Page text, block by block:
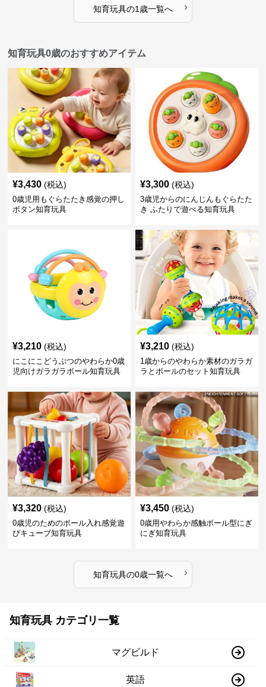
知育玩具の1歳一覧へ ›
知育玩具0歳のおすすめアイテム
¥3,430 (税込)
0歳児用もぐらたたき感覚の押し
ボタン知育玩具
¥3,300 (税込)
3歳児からのにんじんもぐらたた
き ふたりで遊べる知育玩具
¥3,210 (税込)
にこにこどうぶつのやわらか0歳
児向けガラガラボール知育玩具
¥3,210 (税込)
1歳からのやわらか素材のガラガ
ラとボールのセット知育玩具
¥3,320 (税込)
0歳児のためのボール入れ感覚遊
びキューブ知育玩具
¥3,450 (税込)
0歳用やわらか感触ボール型にぎ
にぎ知育玩具
知育玩具の0歳一覧へ ›
知育玩具 カテゴリ一覧
マグビルド
英語